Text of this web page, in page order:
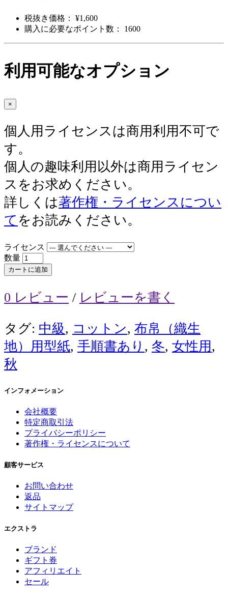
税抜き価格： ¥1,600
購入に必要なポイント数： 1600
利用可能なオプション
×
個人用ライセンスは商用利用不可で
す。
個人の趣味利用以外は商用ライセン
スをお求めください。
詳しくは著作権・ライセンスについ
て をお読みください。
ライセンス
数量
カートに追加
0 レビュー / レビューを書く
タグ: 中級, コットン, 布帛（織生
地）用型紙, 手順書あり , 冬, 女性用,
秋
インフォメーション
会社概要
特定商取引法
プライバシーポリシー
著作権・ライセンスについて
顧客サービス
お問い合わせ
返品
サイトマップ
エクストラ
ブランド
ギフト券
アフィリエイト
セール